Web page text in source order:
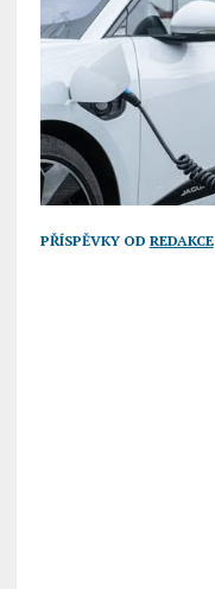
PŘÍSPĚVKY OD REDAKCE